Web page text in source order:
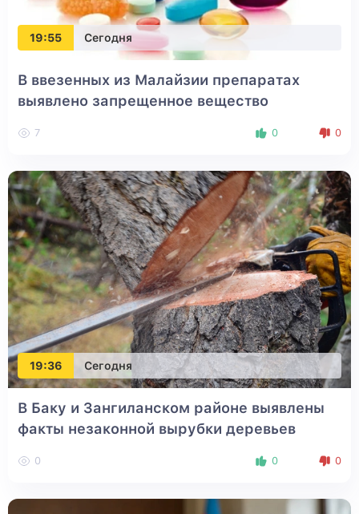
19:55 Сегодня
В ввезенных из Малайзии препаратах
выявлено запрещенное вещество
7 0 0
19:36 Сегодня
В Баку и Зангиланском районе выявлены
факты незаконной вырубки деревьев
0 0 0